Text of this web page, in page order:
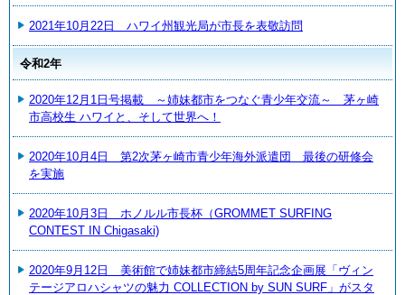
2021年10月22日 ハワイ州観光局が市長を表敬訪問
令和2年
2020年12月1日号掲載 ～姉妹都市をつなぐ青少年交流～ 茅ヶ崎
市高校生 ハワイと、そして世界へ！
2020年10月4日 第2次茅ヶ崎市青少年海外派遣団 最後の研修会
を実施
2020年10月3日 ホノルル市長杯（GROMMET SURFING
CONTEST IN Chigasaki)
2020年9月12日 美術館で姉妹都市締結5周年記念企画展「ヴィン
テージアロハシャツの魅力 COLLECTION by SUN SURF」がスタ